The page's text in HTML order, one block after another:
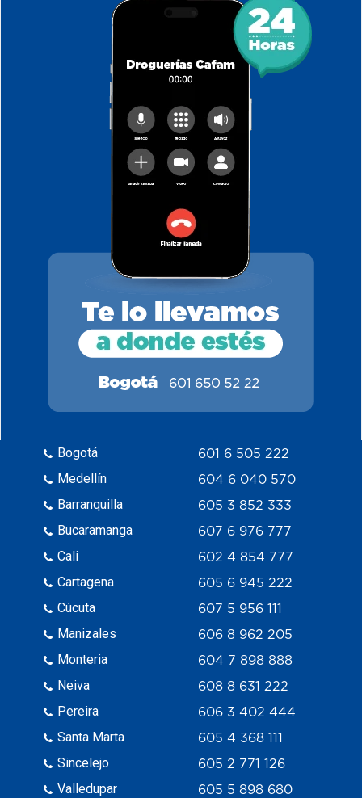
Bogotá
Medellín
Barranquilla
Bucaramanga
Cali
Cartagena
Cúcuta
Manizales
Monteria
Neiva
Pereira
Santa Marta
Sincelejo
Valledupar
601 6 505 222
604 6 040 570
605 3 852 333
607 6 976 777
602 4 854 777
605 6 945 222
607 5 956 111
606 8 962 205
604 7 898 888
608 8 631 222
606 3 402 444
605 4 368 111
605 2 771 126
605 5 898 680